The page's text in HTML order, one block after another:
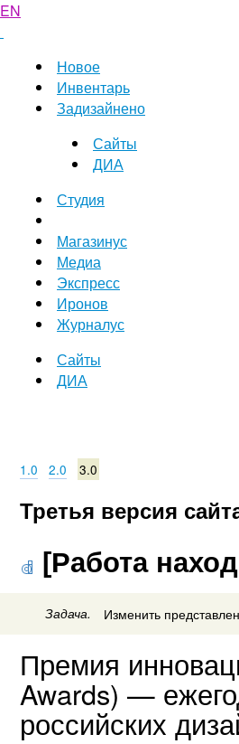
EN
Новое
Инвентарь
Задизайнено
Сайты
ДИА
Студия
Магазинус
Медиа
Экспресс
Иронов
Журналус
Сайты
ДИА
1.0 2.0 3.0
Третья версия
[Работа
Задача. Изменить
Премия
Awards) —
российских